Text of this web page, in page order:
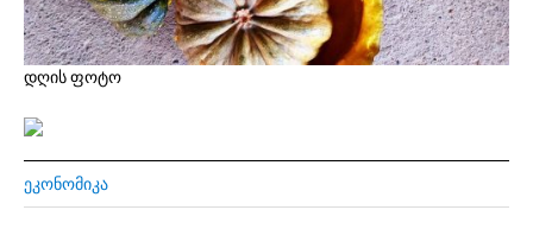
დღის ფოტო
ᲔᲙᲝᲜᲝᲛᲘᲙᲐ